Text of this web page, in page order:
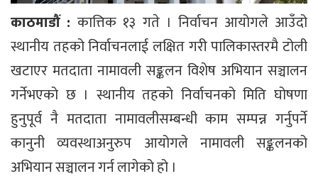
काठमाडौं :कात्तिक १३ गते । निर्वाचन आयोगले आउँदो
स्थानीय तहको निर्वाचनलाई लक्षित गरी पालिकास्तरमै टोली
खटाएर मतदाता नामावली सङ्कलन विशेष अभियान सञ्चालन
गर्नेभएको छ । स्थानीय तहको निर्वाचनको मिति घोषणा
हुनुपूर्व नै मतदाता नामावलीसम्बन्धी काम सम्पन्न गर्नुपर्ने
कानुनी व्यवस्थाअनुरुप आयोगले नामावली सङ्कलनको
अभियान सञ्चालन गर्न लागेको हो ।